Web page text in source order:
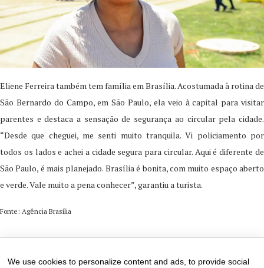
Eliene Ferreira também tem família em Brasília. Acostumada à rotina de
São Bernardo do Campo, em São Paulo, ela veio à capital para visitar
parentes e destaca a sensação de segurança ao circular pela cidade.
“Desde que cheguei, me senti muito tranquila. Vi policiamento por
todos os lados e achei a cidade segura para circular. Aqui é diferente de
São Paulo, é mais planejado. Brasília é bonita, com muito espaço aberto
e verde. Vale muito a pena conhecer”, garantiu a turista.
Fonte: Agência Brasília
We use cookies to personalize content and ads, to provide social